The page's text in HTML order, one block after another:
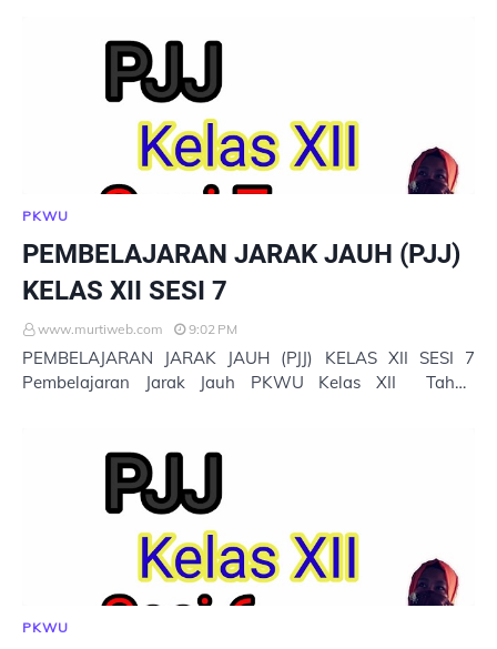
PKWU
PEMBELAJARAN JARAK JAUH (PJJ)
KELAS XII SESI 7
www.murtiweb.com 9:02 PM
PEMBELAJARAN JARAK JAUH (PJJ) KELAS XII SESI 7
Pembelajaran Jarak Jauh PKWU Kelas XII Tahun
PKWU